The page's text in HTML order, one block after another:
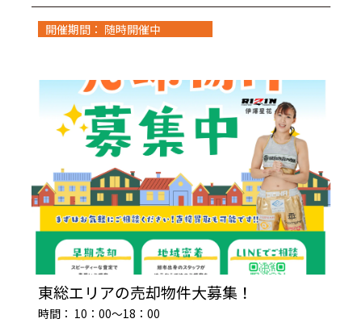
開催期間： 随時開催中
東総エリアの売却物件大募集！
時間： 10：00～18：00